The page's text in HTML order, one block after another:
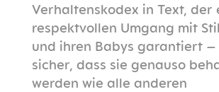
Verhaltenskodex in Text, der
respektvollen Umgang mit
und ihren Babys garantiert
sicher, dass sie genauso
werden wie alle anderen